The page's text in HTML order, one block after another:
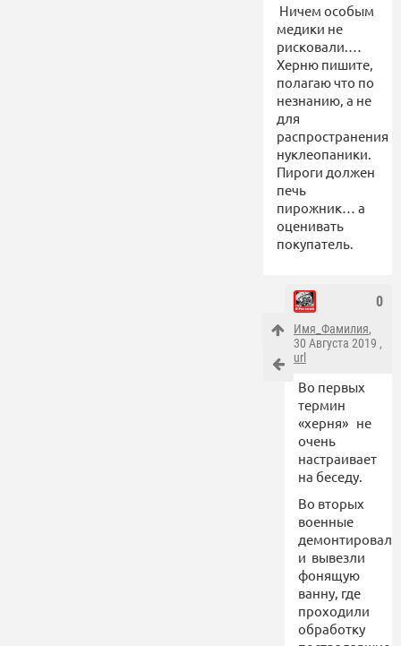
Ничем особым
медики не
рисковали.…
Херню пишите,
полагаю что по
незнанию, а не
для
распространения
нуклеопаники.
Пироги должен
печь
пирожник… а
оценивать
покупатель.
0
Имя_Фамилия,
30 Августа 2019 ,
url
Во первых
термин
«херня» не
очень
настраивает
на беседу.
Во вторых
военные
и вывезли
фонящую
ванну, где
проходили
обработку